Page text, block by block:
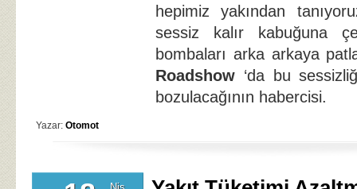
hepimiz yakından
sessiz kalır kabuğuna
bombaları arka arkaya
Roadshow ‘da bu
bozulacağının habercisi.
Yazar: Otomot